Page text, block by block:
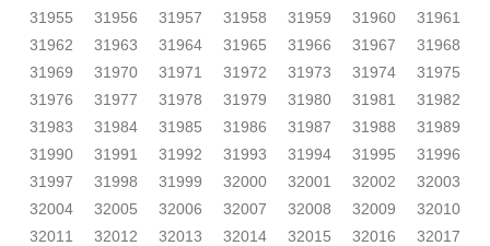
31955
31956 31957 31958 31959 31960
31961
31962
31963 31964 31965 31966 31967
31968
31969
31970 31971 31972 31973 31974
31975
31976
31977 31978 31979 31980 31981
31982
31983
31984 31985 31986 31987 31988
31989
31990
31991 31992 31993 31994 31995
31996
31997
31998 31999 32000 32001 32002
32003
32004
32005 32006 32007 32008 32009
32010
32011
32012 32013 32014 32015 32016
32017